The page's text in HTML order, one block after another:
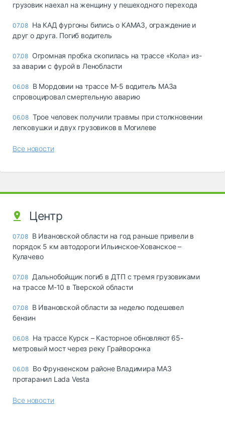
грузовик наехал на женщину у пешеходного перехода
07.08 На КАД фургоны бились о КАМАЗ, ограждение и
друг о друга. Погиб водитель
07.08 Огромная пробка скопилась на трассе «Кола» из-
за аварии с фурой в Ленобласти
06.08 В Мордовии на трассе М-5 водитель МАЗа
спровоцировал смертельную аварию
06.08 Трое человек получили травмы при столкновении
легковушки и двух грузовиков в Могилеве
Все новости
Центр
07.08 В Ивановской области на год раньше привели в
порядок 5 км автодороги Ильинское-Хованское –
Кулачево
07.08 Дальнобойщик погиб в ДТП с тремя грузовиками
на трассе М-10 в Тверской области
07.08 В Ивановской области за неделю подешевел
бензин
06.08 На трассе Курск – Касторное обновляют 65-
метровый мост через реку Грайворонка
06.08 Во Фрунзенском районе Владимира МАЗ
протаранил Lada Vesta
Все новости